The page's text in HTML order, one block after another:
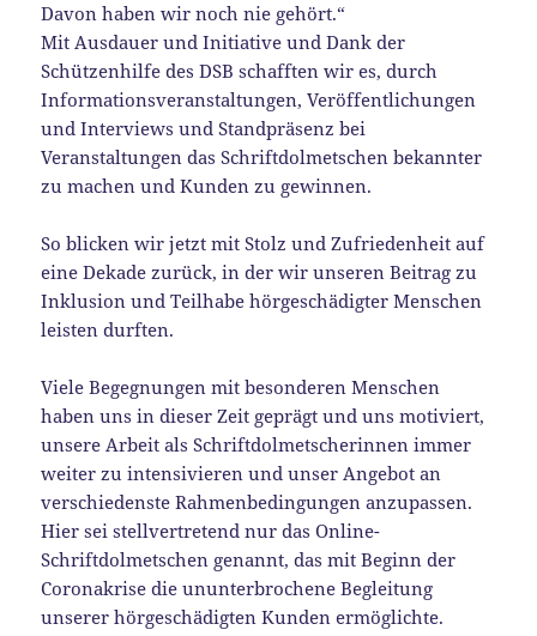
Davon haben wir noch nie gehört.“
Mit Ausdauer und Initiative und Dank der
Schützenhilfe des DSB schafften wir es, durch
Informationsveranstaltungen, Veröffentlichungen
und Interviews und Standpräsenz bei
Veranstaltungen das Schriftdolmetschen bekannter
zu machen und Kunden zu gewinnen.
So blicken wir jetzt mit Stolz und Zufriedenheit auf
eine Dekade zurück, in der wir unseren Beitrag zu
Inklusion und Teilhabe hörgeschädigter Menschen
leisten durften.
Viele Begegnungen mit besonderen Menschen
haben uns in dieser Zeit geprägt und uns motiviert,
unsere Arbeit als Schriftdolmetscherinnen immer
weiter zu intensivieren und unser Angebot an
verschiedenste Rahmenbedingungen anzupassen.
Hier sei stellvertretend nur das Online-
Schriftdolmetschen genannt, das mit Beginn der
Coronakrise die ununterbrochene Begleitung
unserer hörgeschädigten Kunden ermöglichte.